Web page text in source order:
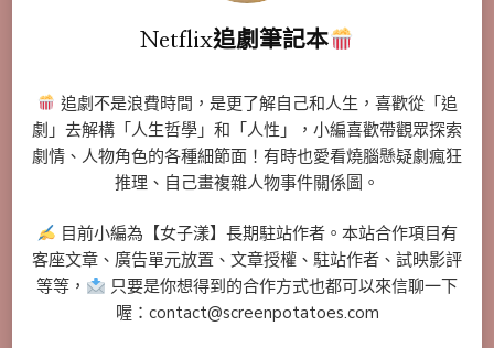
Netflix追劇筆記本
追劇不是浪費時間，是更了解自己和人生，喜歡從「追
劇」去解構「人生哲學」和「人性」，小編喜歡帶觀眾探索
劇情、人物角色的各種細節面！有時也愛看燒腦懸疑劇瘋狂
推理、自己畫複雜人物事件關係圖。
目前小編為【女子漾】長期駐站作者。本站合作項目有
客座文章、廣告單元放置、文章授權、駐站作者、試映影評
等等，
只要是你想得到的合作方式也都可以來信聊一下
喔：contact@screenpotatoes.com